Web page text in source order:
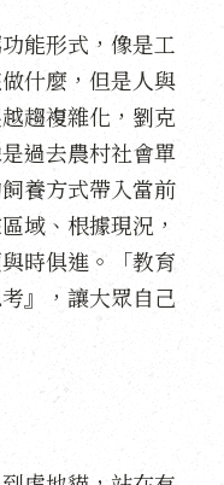
能形式，像是工
什麼，但是人與
趨複雜化，劉克
過去農村社會單
養方式帶入當前
域、根據現況，
時俱進。「教育
』，讓大眾自己